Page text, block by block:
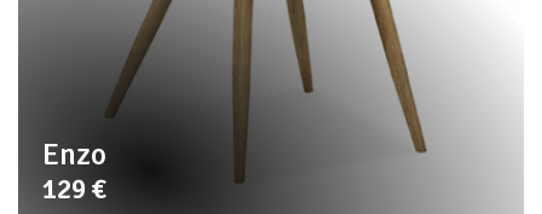
Enzo
129 €